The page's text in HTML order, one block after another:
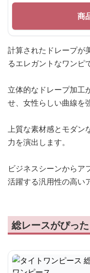
商
計算されたドレープが
るエレガントなワンピ
立体的なドレープ加工
せ、女性らしい曲線を
上質な素材感とモダン
力を演出します。
ビジネスシーンからア
活躍する汎用性の高い
総レースがぴっ